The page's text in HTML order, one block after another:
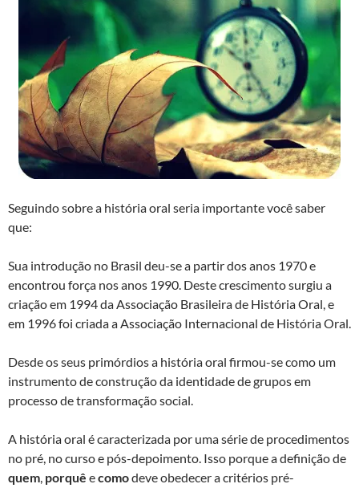
Seguindo sobre a história oral seria importante você saber
que:
Sua introdução no Brasil deu-se a partir dos anos 1970 e
encontrou força nos anos 1990. Deste crescimento surgiu a
criação em 1994 da Associação Brasileira de História Oral, e
em 1996 foi criada a Associação Internacional de História Oral.
Desde os seus primórdios a história oral firmou-se como um
instrumento de construção da identidade de grupos em
processo de transformação social.
A história oral é caracterizada por uma série de procedimentos
no pré, no curso e pós-depoimento. Isso porque a definição de
quem, porquê ecomodeve obedecer a critérios pré-